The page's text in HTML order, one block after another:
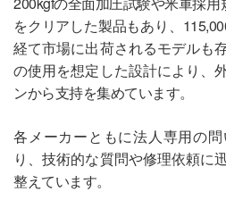
をクリアした製品もあり、
経て市場に出荷されるモデルも
の使用を想定した設計により、
ンから支持を集めています。
各メーカーともに法人専用の
り、技術的な質問や修理依頼に
整えています。